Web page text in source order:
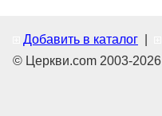
Добавить в каталог
© Церкви.com 2003-2026